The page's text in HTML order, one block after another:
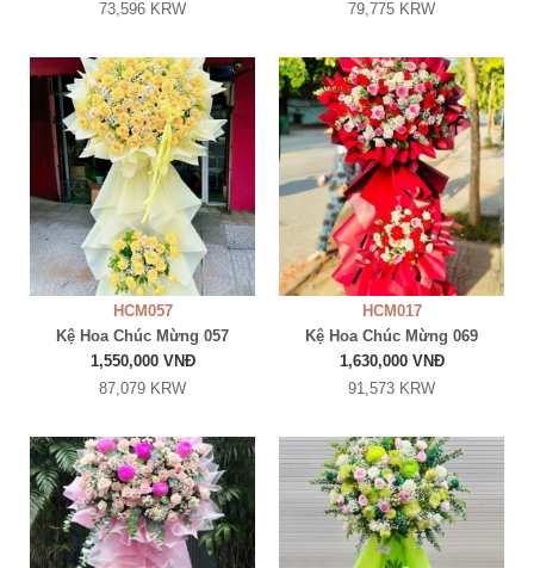
73,596 KRW
79,775 KRW
HCM057
Kệ Hoa Chúc Mừng 057
1,550,000 VNĐ
87,079 KRW
HCM017
Kệ Hoa Chúc Mừng 069
1,630,000 VNĐ
91,573 KRW